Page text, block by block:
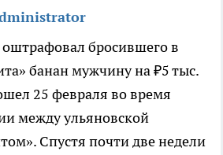
оштрафовал бросившего в
банан мужчину на ₽5 тыс.
25 февраля во время
между ульяновской
Спустя почти две недели